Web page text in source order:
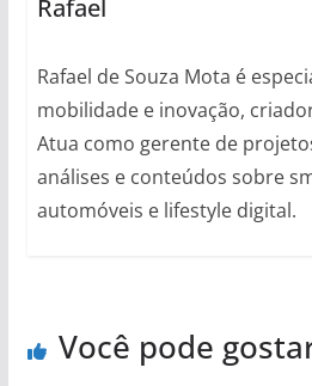
Rafael
Rafael de Souza Mota é
mobilidade e inovação,
Atua como gerente de
análises e conteúdos sobre
automóveis e lifestyle digital.
Você pode